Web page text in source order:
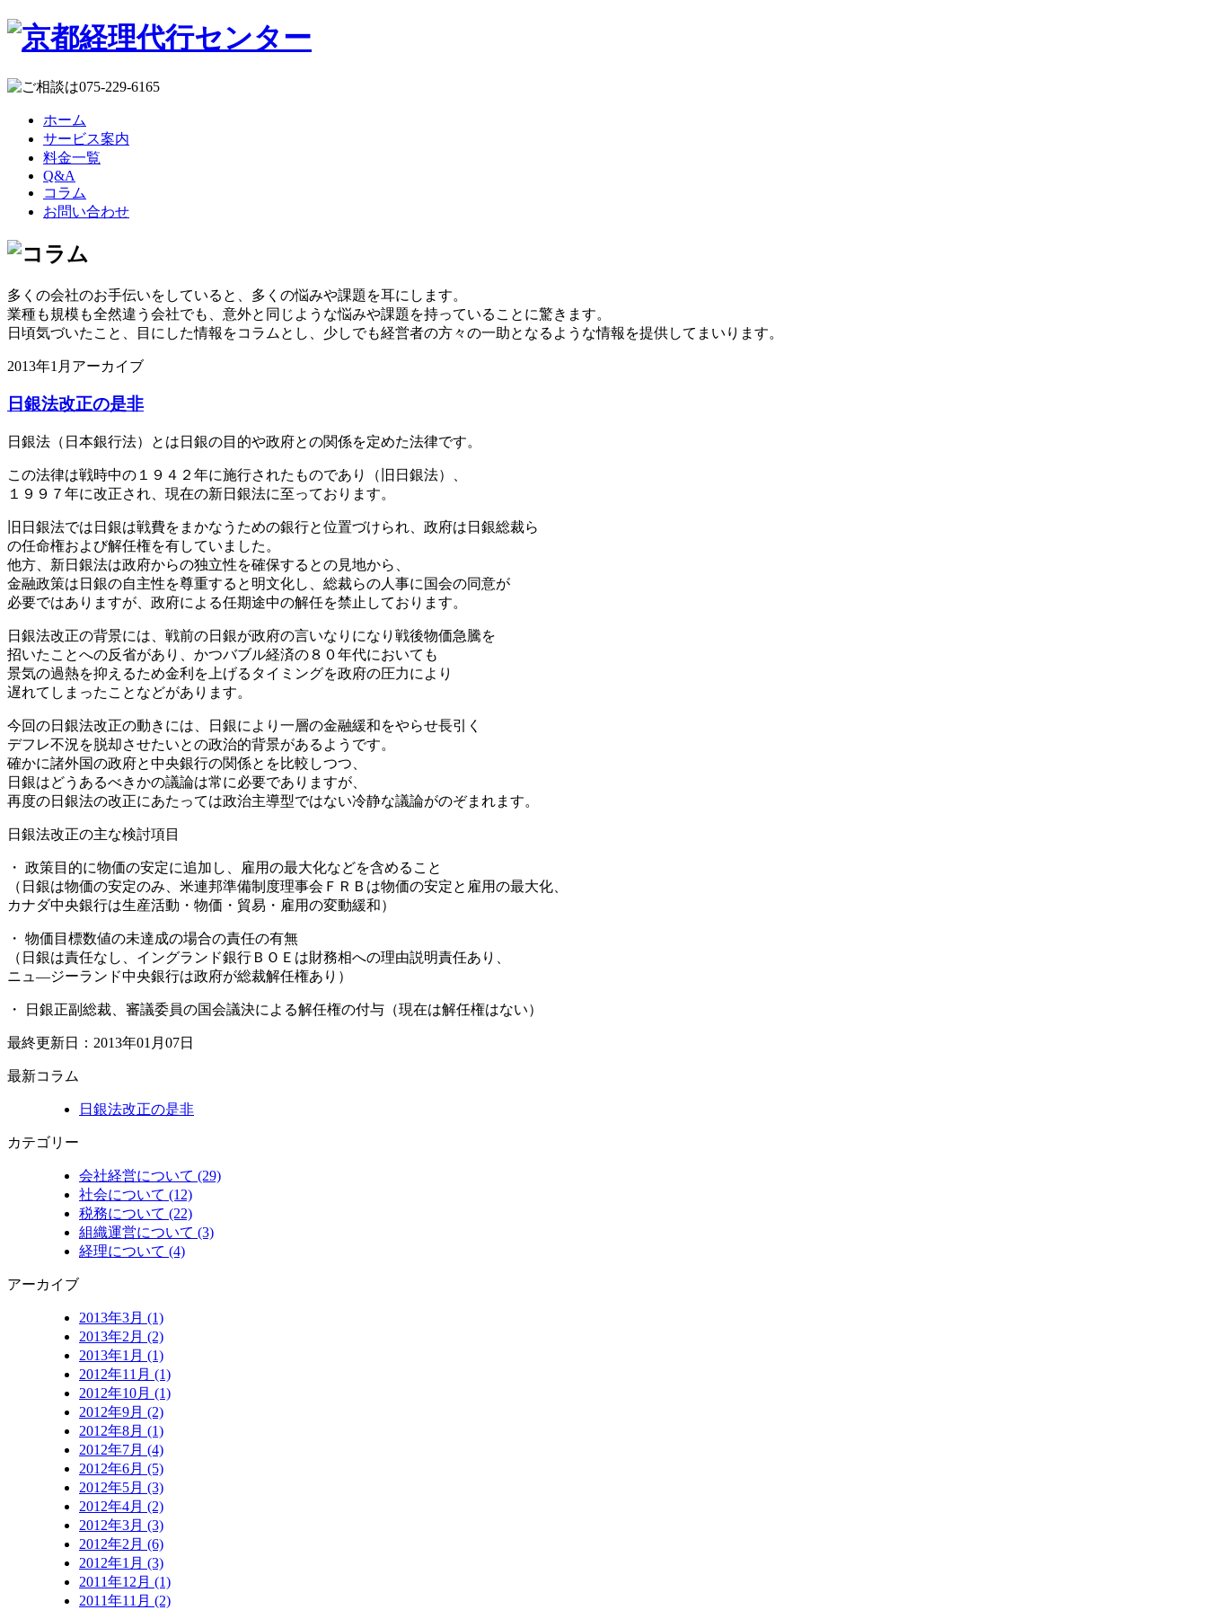
ホーム
サービス案内
料金一覧
Q&A
コラム
お問い合わせ
多くの会社のお手伝いをしていると、多くの悩みや課題を耳にします。
業種も規模も全然違う会社でも、意外と同じような悩みや課題を持っていることに驚きます。
日頃気づいたこと、目にした情報をコラムとし、少しでも経営者の方々の一助となるような情報を提供してまいります。
2013年1月アーカイブ
日銀法改正の是非
日銀法（日本銀行法）とは日銀の目的や政府との関係を定めた法律です。
この法律は戦時中の１９４２年に施行されたものであり（旧日銀法）、
１９９７年に改正され、現在の新日銀法に至っております。
旧日銀法では日銀は戦費をまかなうための銀行と位置づけられ、政府は日銀総裁ら
の任命権および解任権を有していました。
他方、新日銀法は政府からの独立性を確保するとの見地から、
金融政策は日銀の自主性を尊重すると明文化し、総裁らの人事に国会の同意が
必要ではありますが、政府による任期途中の解任を禁止しております。
日銀法改正の背景には、戦前の日銀が政府の言いなりになり戦後物価急騰を
招いたことへの反省があり、かつバブル経済の８０年代においても
景気の過熱を抑えるため金利を上げるタイミングを政府の圧力により
遅れてしまったことなどがあります。
今回の日銀法改正の動きには、日銀により一層の金融緩和をやらせ長引く
デフレ不況を脱却させたいとの政治的背景があるようです。
確かに諸外国の政府と中央銀行の関係とを比較しつつ、
日銀はどうあるべきかの議論は常に必要でありますが、
再度の日銀法の改正にあたっては政治主導型ではない冷静な議論がのぞまれます。
日銀法改正の主な検討項目
・ 政策目的に物価の安定に追加し、雇用の最大化などを含めること
（日銀は物価の安定のみ、米連邦準備制度理事会ＦＲＢは物価の安定と雇用の最大化、
カナダ中央銀行は生産活動・物価・貿易・雇用の変動緩和）
・ 物価目標数値の未達成の場合の責任の有無
（日銀は責任なし、イングランド銀行ＢＯＥは財務相への理由説明責任あり、
ニュ―ジーランド中央銀行は政府が総裁解任権あり）
・ 日銀正副総裁、審議委員の国会議決による解任権の付与（現在は解任権はない）
最終更新日：2013年01月07日
最新コラム
日銀法改正の是非
カテゴリー
会社経営について (29)
社会について (12)
税務について (22)
組織運営について (3)
経理について (4)
アーカイブ
2013年3月 (1)
2013年2月 (2)
2013年1月 (1)
2012年11月 (1)
2012年10月 (1)
2012年9月 (2)
2012年8月 (1)
2012年7月 (4)
2012年6月 (5)
2012年5月 (3)
2012年4月 (2)
2012年3月 (3)
2012年2月 (6)
2012年1月 (3)
2011年12月 (1)
2011年11月 (2)